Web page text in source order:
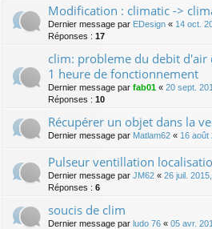
Modification : climatic ->
Dernier message par EDesign « 14 oct.
Réponses : 17
clim: probleme du debit d'air
1 heure de fonctionnement
Dernier message par fab01 « 20 sept.
Réponses : 10
Récupérer un objet dans la
Dernier message par Matlam62 « 16 août
Pulseur ventillation
Dernier message par JM62 « 26 juil.
Réponses : 6
soucis de clim
Dernier message par ludo 76 « 05 avr.